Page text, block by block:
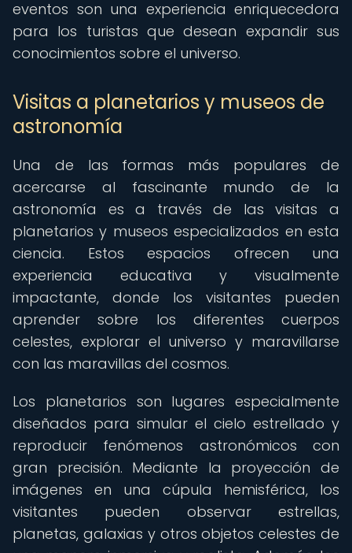
eventos son una experiencia enriquecedora
para los turistas que desean expandir sus
conocimientos sobre el universo.
Visitas a planetarios y museos de
astronomía
Una de las formas más populares de
acercarse al fascinante mundo de la
astronomía es a través de las visitas a
planetarios y museos especializados en esta
ciencia. Estos espacios ofrecen una
experiencia educativa y visualmente
impactante, donde los visitantes pueden
aprender sobre los diferentes cuerpos
celestes, explorar el universo y maravillarse
con las maravillas del cosmos.
Los planetarios son lugares especialmente
diseñados para simular el cielo estrellado y
reproducir fenómenos astronómicos con
gran precisión. Mediante la proyección de
imágenes en una cúpula hemisférica, los
visitantes pueden observar estrellas,
planetas, galaxias y otros objetos celestes de